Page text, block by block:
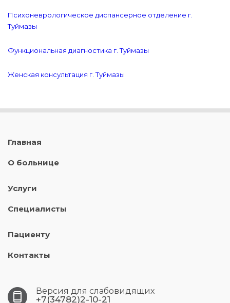
Психоневрологическое диспансерное отделение г.
Туймазы
Функциональная диагностика г. Туймазы
Женская консультация г. Туймазы
Главная
О больнице
Услуги
Специалисты
Пациенту
Контакты
Версия для слабовидящих
+7(34782)2-10-21